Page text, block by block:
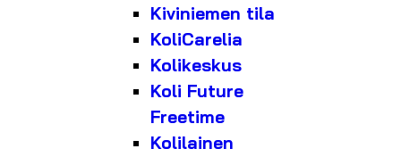
Kiviniemen tila
KoliCarelia
Kolikeskus
Koli Future
Freetime
Kolilainen